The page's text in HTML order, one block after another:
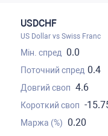
USDCHF
US Dollar vs Swiss Franc
0.0
0.4
4.6
-
0.20